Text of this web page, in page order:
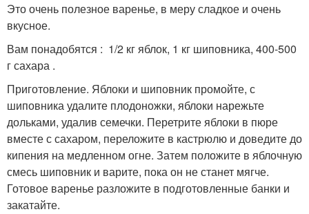
Это очень полезное варенье, в меру сладкое и очень
вкусное.
Вам понадобятся : 1/2 кг яблок, 1 кг шиповника, 400-500
г сахара .
Приготовление. Яблоки и шиповник промойте, с
шиповника удалите плодоножки, яблоки нарежьте
дольками, удалив семечки. Перетрите яблоки в пюре
вместе с сахаром, переложите в кастрюлю и доведите до
кипения на медленном огне. Затем положите в яблочную
смесь шиповник и варите, пока он не станет мягче.
Готовое варенье разложите в подготовленные банки и
закатайте.